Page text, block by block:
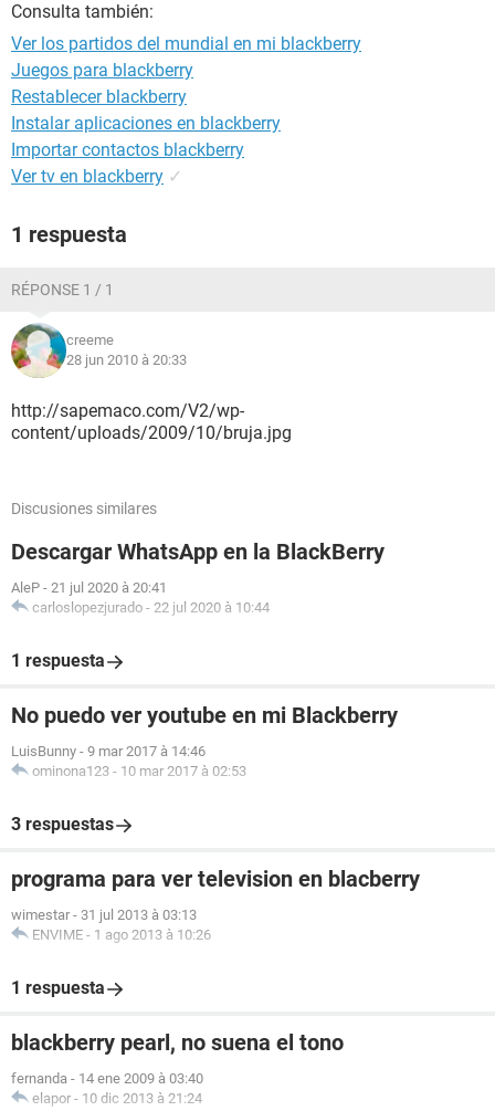
Consulta también:
Ver los partidos del mundial en mi blackberry
Juegos para blackberry
Restablecer blackberry
Instalar aplicaciones en blackberry
Importar contactos blackberry
Ver tv en blackberry ✓
1 respuesta
RÉPONSE 1 / 1
creeme
28 jun 2010 à 20:33
http://sapemaco.com/V2/wp-
content/uploads/2009/10/bruja.jpg
Discusiones similares
Descargar WhatsApp en la BlackBerry
AleP - 21 jul 2020 à 20:41
carloslopezjurado - 22 jul 2020 à 10:44
1 respuesta
No puedo ver youtube en mi Blackberry
LuisBunny - 9 mar 2017 à 14:46
ominona123 - 10 mar 2017 à 02:53
3 respuestas
programa para ver television en blacberry
wimestar - 31 jul 2013 à 03:13
ENVIME - 1 ago 2013 à 10:26
1 respuesta
blackberry pearl, no suena el tono
fernanda - 14 ene 2009 à 03:40
elapor - 10 dic 2013 à 21:24